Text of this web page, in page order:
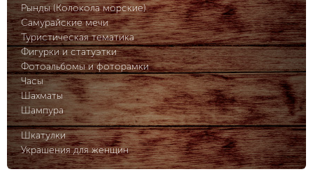
Рынды (Колокола морские)
Самурайские мечи
Туристическая тематика
Фигурки и статуэтки
Фотоальбомы и фоторамки
Часы
Шахматы
Шампура
Шкатулки
Украшения для женщин